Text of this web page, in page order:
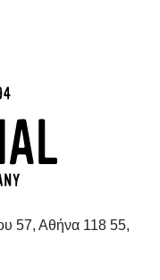
57, Αθήνα 118 55,